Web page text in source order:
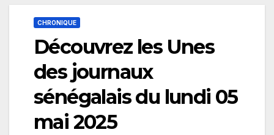
CHRONIQUE
Découvrez les Unes
des journaux
sénégalais du lundi 05
mai 2025